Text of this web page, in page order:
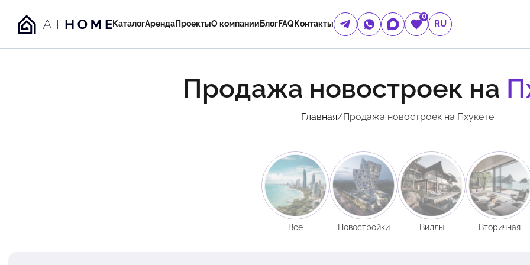
КаталогАрендаПроектыО компании БлогFAQКонтакты
0
RU
Продажа новостроек на
Главная/Продажа новостроек на Пхукете
Все Новостройки Виллы Вторичная